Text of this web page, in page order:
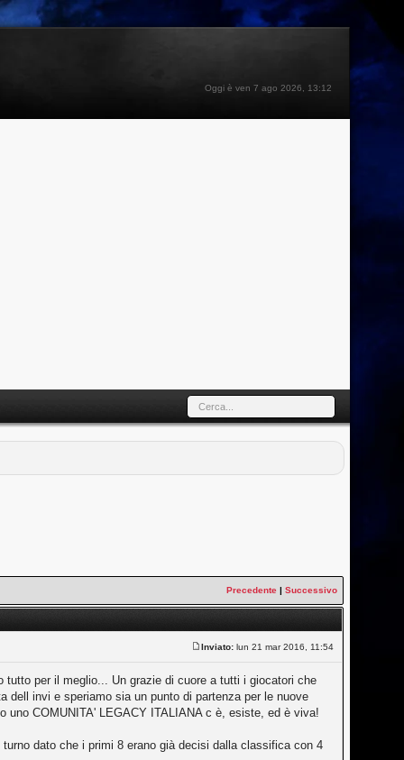
Oggi è ven 7 ago 2026, 13:12
Precedente |Successivo
Inviato: lun 21 mar 2016, 11:54
per il meglio... Un grazie di cuore a tutti i giocatori che
dell invi e speriamo sia un punto di partenza per le nuove
uno COMUNITA' LEGACY ITALIANA c è, esiste, ed è viva!
dato che i primi 8 erano già decisi dalla classifica con 4